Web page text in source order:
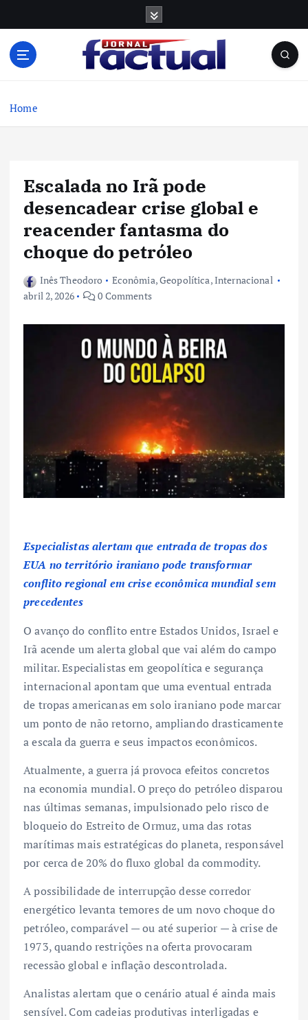
Home
Escalada no Irã pode
desencadear crise global e
reacender fantasma do
choque do petróleo
Inês Theodoro Econômia,Geopolítica,Internacional
abril 2, 2026
0 Comments
Especialistas alertam que entrada de tropas dos
EUA no território iraniano pode transformar
conflito regional em crise econômica mundial sem
precedentes
O avanço do conflito entre Estados Unidos, Israel e
Irã acende um alerta global que vai além do campo
militar. Especialistas em geopolítica e segurança
internacional apontam que uma eventual entrada
de tropas americanas em solo iraniano pode marcar
um ponto de não retorno, ampliando drasticamente
a escala da guerra e seus impactos econômicos.
Atualmente, a guerra já provoca efeitos concretos
na economia mundial. O preço do petróleo disparou
nas últimas semanas, impulsionado pelo risco de
bloqueio do Estreito de Ormuz, uma das rotas
marítimas mais estratégicas do planeta, responsável
por cerca de 20% do fluxo global da commodity.
A possibilidade de interrupção desse corredor
energético levanta temores de um novo choque do
petróleo, comparável — ou até superior — à crise de
1973, quando restrições na oferta provocaram
recessão global e inflação descontrolada.
Analistas alertam que o cenário atual é ainda mais
sensível. Com cadeias produtivas interligadas e